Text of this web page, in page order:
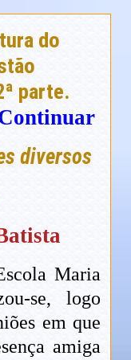
do
parte.
diversos
Maria
se, logo
em que
amiga